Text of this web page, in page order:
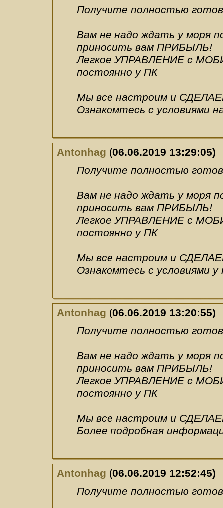
Получите полностью
Вам не надо ждать у моря
приносить вам ПРИБЫЛЬ!
Легкое УПРАВЛЕНИЕ с
постоянно у ПК
Мы все настроим и
Ознакомтесь с условиями
Antonhag (06.06.2019 13:29:05)
Получите полностью
Вам не надо ждать у моря
приносить вам ПРИБЫЛЬ!
Легкое УПРАВЛЕНИЕ с
постоянно у ПК
Мы все настроим и
Ознакомтесь с условиями
Antonhag (06.06.2019 13:20:55)
Получите полностью
Вам не надо ждать у моря
приносить вам ПРИБЫЛЬ!
Легкое УПРАВЛЕНИЕ с
постоянно у ПК
Мы все настроим и
Более подробная
Antonhag (06.06.2019 12:52:45)
Получите полностью